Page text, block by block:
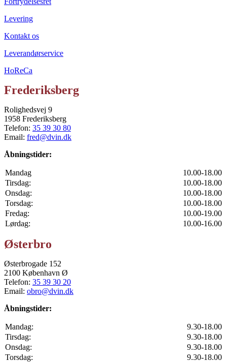
Levering
Kontakt os
Leverandørservice
HoReCa
Frederiksberg
Rolighedsvej 9
1958 Frederiksberg
Telefon: 35 39 30 80
Email: fred@dvin.dk
Åbningstider:
Mandag
10.00-18.00
Tirsdag:
10.00-18.00
Onsdag:
10.00-18.00
Torsdag:
10.00-18.00
Fredag:
10.00-19.00
Lørdag:
10.00-16.00
Østerbro
Østerbrogade 152
2100 København Ø
Telefon: 35 39 30 20
Email: obro@dvin.dk
Åbningstider:
Mandag:
9.30-18.00
Tirsdag:
9.30-18.00
Onsdag:
9.30-18.00
Torsdag:
9.30-18.00